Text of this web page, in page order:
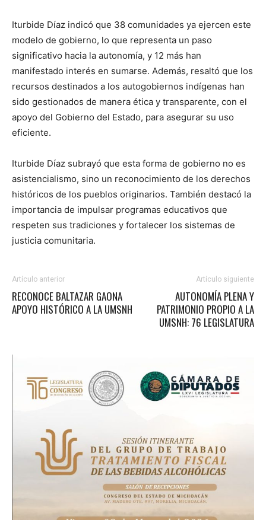
Iturbide Díaz indicó que 38 comunidades ya ejercen este
modelo de gobierno, lo que representa un paso
significativo hacia la autonomía, y 12 más han
manifestado interés en sumarse. Además, resaltó que los
recursos destinados a los autogobiernos indígenas han
sido gestionados de manera ética y transparente, con el
apoyo del Gobierno del Estado, para asegurar su uso
eficiente.
Iturbide Díaz subrayó que esta forma de gobierno no es
asistencialismo, sino un reconocimiento de los derechos
históricos de los pueblos originarios. También destacó la
importancia de impulsar programas educativos que
respeten sus tradiciones y fortalecer los sistemas de
justicia comunitaria.
Artículo anterior
RECONOCE BALTAZAR GAONA
APOYO HISTÓRICO A LA UMSNH
Artículo siguiente
AUTONOMÍA PLENA Y
PATRIMONIO PROPIO A LA
UMSNH: 76 LEGISLATURA